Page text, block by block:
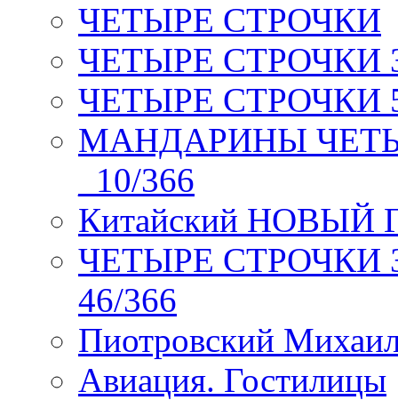
ЧЕТЫРЕ СТРОЧКИ
ЧЕТЫРЕ СТРОЧКИ 3
ЧЕТЫРЕ СТРОЧКИ 5
МАНДАРИНЫ
_10/366
Китайский НОВЫЙ
ЧЕТЫРЕ СТРОЧКИ
46/366
Пиотровский
Авиация. Гостилицы